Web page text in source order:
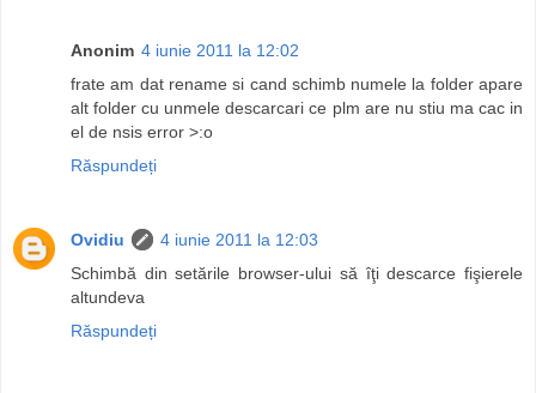
Anonim 4 iunie 2011 la 12:02
frate am dat rename si cand schimb numele la folder apare
alt folder cu unmele descarcari ce plm are nu stiu ma cac in
el de nsis error >:o
Răspundeți
Ovidiu
4 iunie 2011 la 12:03
Schimbă din setările browser-ului să îţi descarce fişierele
altundeva
Răspundeți